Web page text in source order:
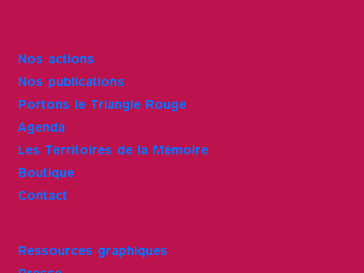
Nos actions
Nos publications
Portons le Triangle Rouge
Agenda
Les Territoires de la Mémoire
Boutique
Contact
Ressources graphiques